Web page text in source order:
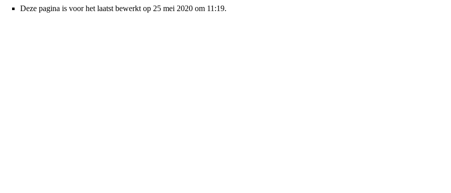
Deze pagina is voor het laatst bewerkt op 25 mei 2020 om 11:19.